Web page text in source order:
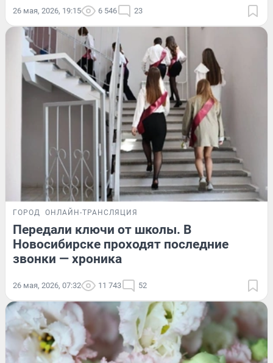
26 мая, 2026, 19:15 6 546 23
ГОРОД ОНЛАЙН-ТРАНСЛЯЦИЯ
Передали ключи от школы. В
Новосибирске проходят последние
звонки — хроника
26 мая, 2026, 07:32 11 743 52